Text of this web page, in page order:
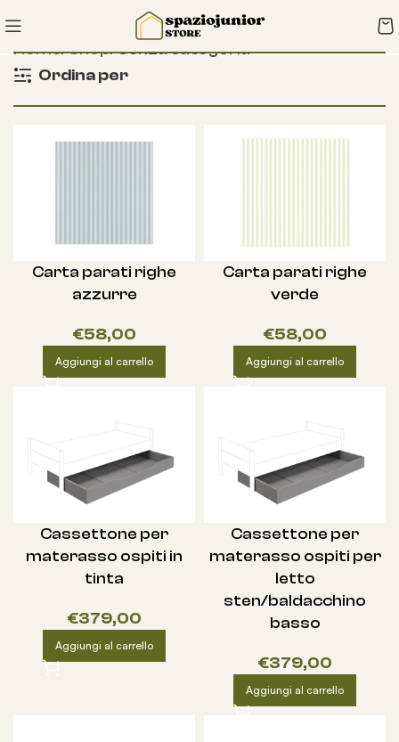
Home Shop Senza categoria
Ordina per
Carta parati righe
azzurre
€58,00
Aggiungi al carrello
Carta parati righe
verde
€58,00
Aggiungi al carrello
Cassettone per
materasso ospiti in
tinta
€379,00
Aggiungi al carrello
Cassettone per
materasso ospiti per
letto
sten/baldacchino
basso
€379,00
Aggiungi al carrello